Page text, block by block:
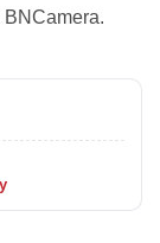
BNCamera.